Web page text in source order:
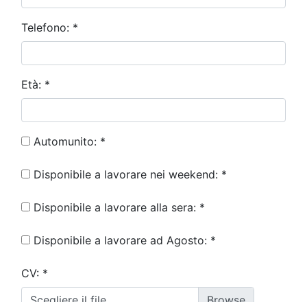
Telefono: *
Età: *
Automunito: *
Disponibile a lavorare nei weekend: *
Disponibile a lavorare alla sera: *
Disponibile a lavorare ad Agosto: *
CV: *